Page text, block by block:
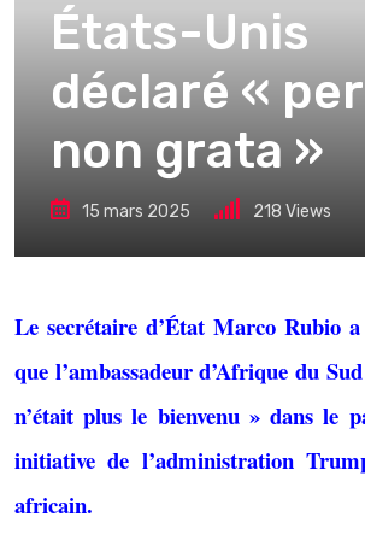
États-Unis
déclaré «
non grata »
15 mars 2025 218 Views
Le secrétaire d’État Marco Rubio
que l’ambassadeur d’Afrique du
n’était plus le bienvenu » dans le
initiative de l’administration
africain.